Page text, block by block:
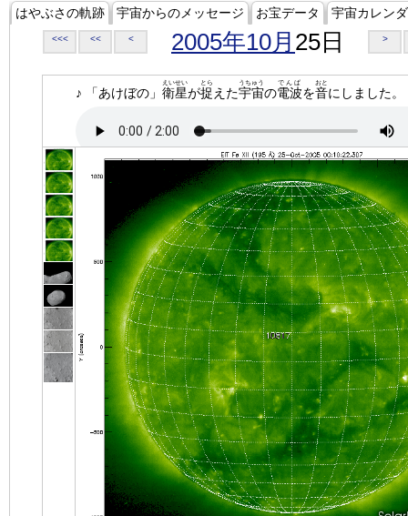
はやぶさの軌跡 宇宙からのメッセージ お宝データ 宇宙カレン
<<< << < 2005年10月 25日 >
♪ 「あけぼの」 衛星
えいせい
が捉
とら
えた宇宙
うちゅう
の電波
でんぱ
を音
おと
にしました。